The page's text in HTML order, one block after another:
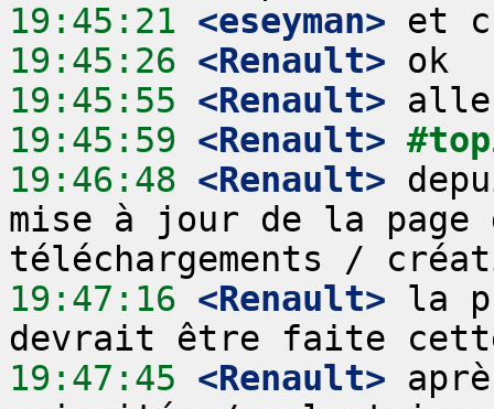
19:45:21 <eseyman>
19:45:26 <Renault>
19:45:55 <Renault>
19:45:59 <Renault>
19:46:48 <Renault>
mise à jour de la page
19:47:16 <Renault> la
19:47:45 <Renault>